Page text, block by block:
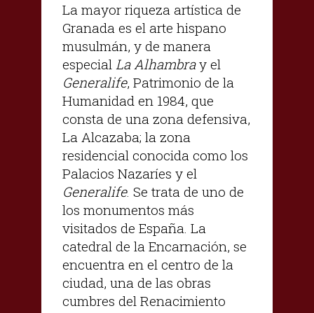
La mayor riqueza artística de
Granada es el arte hispano
musulmán, y de manera
especial La Alhambray el
Generalife, Patrimonio de la
Humanidad en 1984, que
consta de una zona defensiva,
La Alcazaba; la zona
residencial conocida como los
Palacios Nazaríes y el
Generalife. Se trata de uno de
los monumentos más
visitados de España. La
catedral de la Encarnación, se
encuentra en el centro de la
ciudad, una de las obras
cumbres del Renacimiento